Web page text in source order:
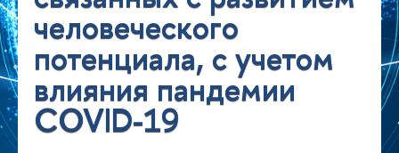
человеческого
потенциала, с учетом
влияния пандемии
COVID-19